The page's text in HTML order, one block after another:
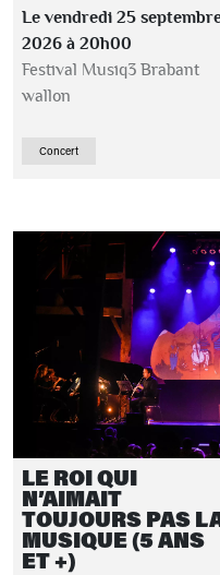
Le vendredi 25
2026 à 20h00
Festival Musiq3 Brabant
wallon
Concert
LE ROI QUI
N’AIMAIT
TOUJOURS PAS
MUSIQUE (5 ANS
ET +)